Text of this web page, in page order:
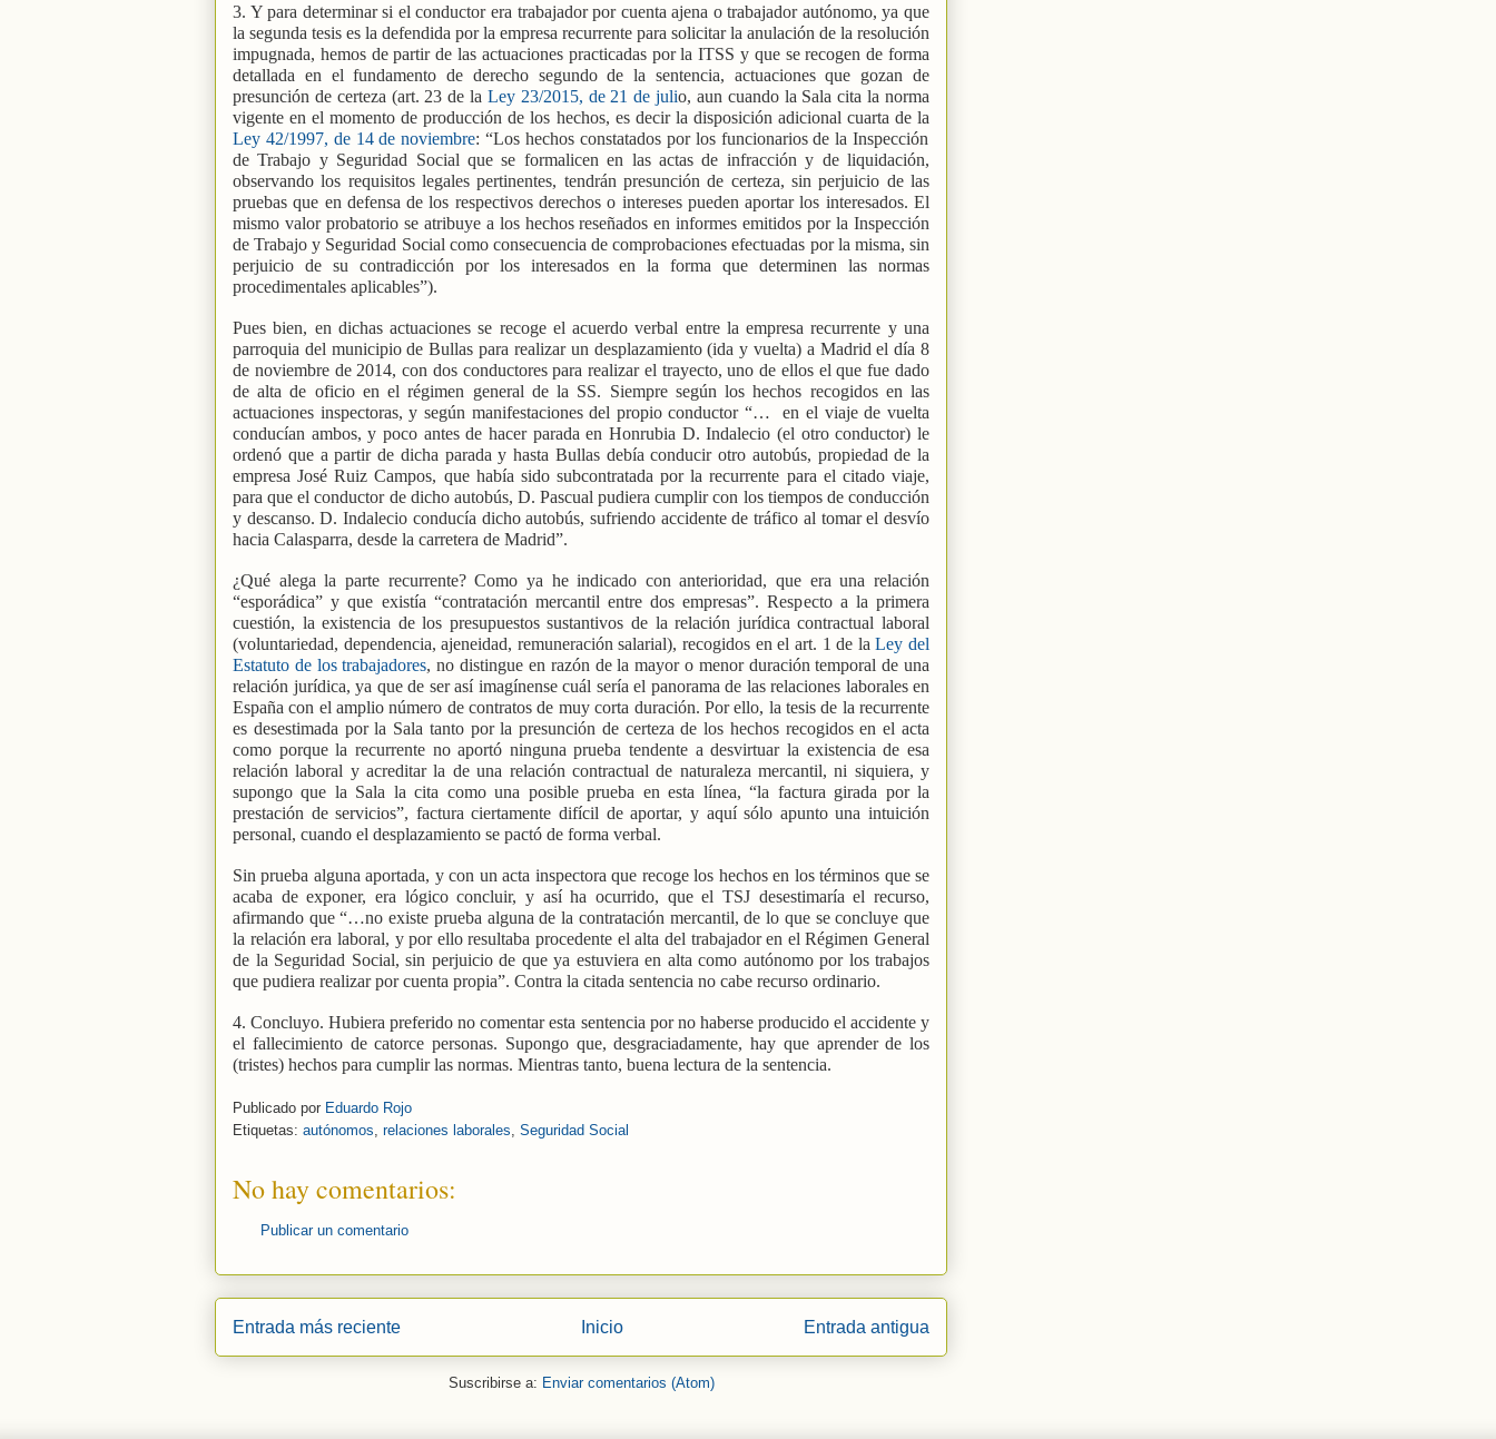
3. Y para determinar si el conductor era trabajador por cuenta ajena o trabajador autónomo, ya que
la segunda tesis es la defendida por la empresa recurrente para solicitar la anulación de la resolución
impugnada, hemos de partir de las actuaciones practicadas por la ITSS y que se recogen de forma
detallada en el fundamento de derecho segundo de la sentencia, actuaciones que gozan de
presunción de certeza (art. 23 de la Ley 23/2015, de 21 de julio, aun cuando la Sala cita la norma
vigente en el momento de producción de los hechos, es decir la disposición adicional cuarta de la
Ley 42/1997, de 14 de noviembre: “Los hechos constatados por los funcionarios de la Inspección
de Trabajo y Seguridad Social que se formalicen en las actas de infracción y de liquidación,
observando los requisitos legales pertinentes, tendrán presunción de certeza, sin perjuicio de las
pruebas que en defensa de los respectivos derechos o intereses pueden aportar los interesados. El
mismo valor probatorio se atribuye a los hechos reseñados en informes emitidos por la Inspección
de Trabajo y Seguridad Social como consecuencia de comprobaciones efectuadas por la misma, sin
perjuicio de su contradicción por los interesados en la forma que determinen las normas
procedimentales aplicables”).
Pues bien, en dichas actuaciones se recoge el acuerdo verbal entre la empresa recurrente y una
parroquia del municipio de Bullas para realizar un desplazamiento (ida y vuelta) a Madrid el día 8
de noviembre de 2014, con dos conductores para realizar el trayecto, uno de ellos el que fue dado
de alta de oficio en el régimen general de la SS. Siempre según los hechos recogidos en las
actuaciones inspectoras, y según manifestaciones del propio conductor “…
en el viaje de vuelta
conducían ambos, y poco antes de hacer parada en Honrubia D. Indalecio (el otro conductor) le
ordenó que a partir de dicha parada y hasta Bullas debía conducir otro autobús, propiedad de la
empresa José Ruiz Campos, que había sido subcontratada por la recurrente para el citado viaje,
para que el conductor de dicho autobús, D. Pascual pudiera cumplir con los tiempos de conducción
y descanso. D. Indalecio conducía dicho autobús, sufriendo accidente de tráfico al tomar el desvío
hacia Calasparra, desde la carretera de Madrid”.
¿Qué alega la parte recurrente? Como ya he indicado con anterioridad, que era una relación
“esporádica” y que existía “contratación mercantil entre dos empresas”. Respecto a la primera
cuestión, la existencia de los presupuestos sustantivos de la relación jurídica contractual laboral
(voluntariedad, dependencia, ajeneidad, remuneración salarial), recogidos en el art. 1 de laLey del
Estatuto de los trabajadores, no distingue en razón de la mayor o menor duración temporal de una
relación jurídica, ya que de ser así imagínense cuál sería el panorama de las relaciones laborales en
España con el amplio número de contratos de muy corta duración. Por ello, la tesis de la recurrente
es desestimada por la Sala tanto por la presunción de certeza de los hechos recogidos en el acta
como porque la recurrente no aportó ninguna prueba tendente a desvirtuar la existencia de esa
relación laboral y acreditar la de una relación contractual de naturaleza mercantil, ni siquiera, y
supongo que la Sala la cita como una posible prueba en esta línea, “la factura girada por la
prestación de servicios”, factura ciertamente difícil de aportar, y aquí sólo apunto una intuición
personal, cuando el desplazamiento se pactó de forma verbal.
Sin prueba alguna aportada, y con un acta inspectora que recoge los hechos en los términos que se
acaba de exponer, era lógico concluir, y así ha ocurrido, que el TSJ desestimaría el recurso,
afirmando que “…no existe prueba alguna de la contratación mercantil, de lo que se concluye que
la relación era laboral, y por ello resultaba procedente el alta del trabajador en el Régimen General
de la Seguridad Social, sin perjuicio de que ya estuviera en alta como autónomo por los trabajos
que pudiera realizar por cuenta propia”. Contra la citada sentencia no cabe recurso ordinario.
4. Concluyo. Hubiera preferido no comentar esta sentencia por no haberse producido el accidente y
el fallecimiento de catorce personas. Supongo que, desgraciadamente, hay que aprender de los
(tristes) hechos para cumplir las normas. Mientras tanto, buena lectura de la sentencia.
Publicado por Eduardo Rojo
Etiquetas: autónomos, relaciones laborales, Seguridad Social
No hay comentarios:
Publicar un comentario
Entrada más reciente Entrada antigua
Inicio
Suscribirse a: Enviar comentarios (Atom)